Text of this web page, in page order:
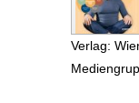
Verlag: